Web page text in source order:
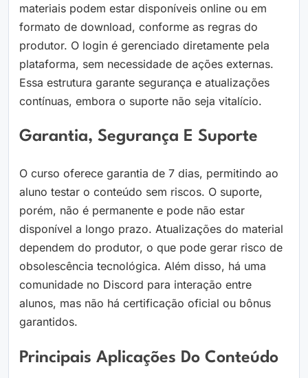
materiais podem estar disponíveis online ou em
formato de download, conforme as regras do
produtor. O login é gerenciado diretamente pela
plataforma, sem necessidade de ações externas.
Essa estrutura garante segurança e atualizações
contínuas, embora o suporte não seja vitalício.
Garantia, Segurança E Suporte
O curso oferece garantia de 7 dias, permitindo ao
aluno testar o conteúdo sem riscos. O suporte,
porém, não é permanente e pode não estar
disponível a longo prazo. Atualizações do material
dependem do produtor, o que pode gerar risco de
obsolescência tecnológica. Além disso, há uma
comunidade no Discord para interação entre
alunos, mas não há certificação oficial ou bônus
garantidos.
Principais Aplicações Do Conteúdo